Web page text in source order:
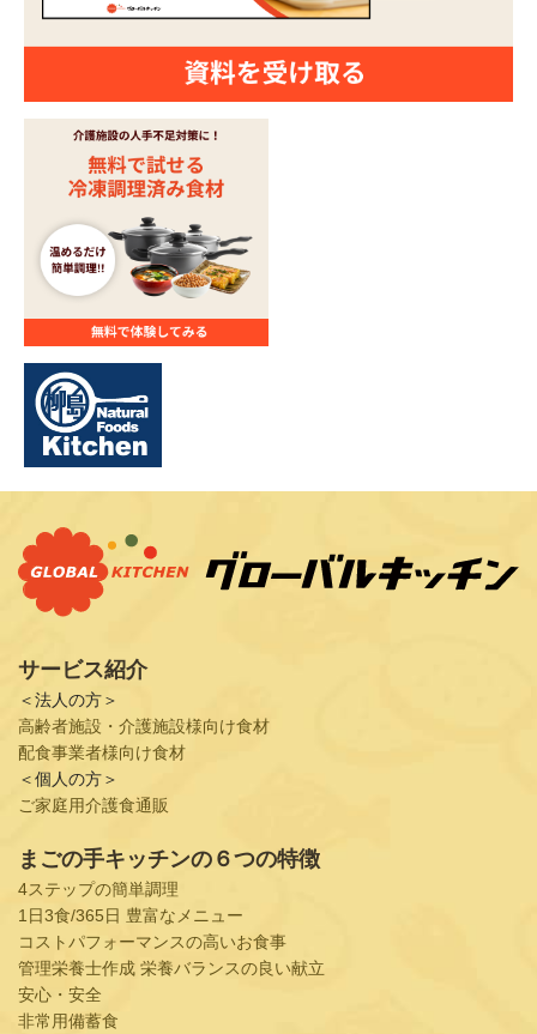
サービス紹介
＜法人の方＞
高齢者施設・介護施設様向け食材
配食事業者様向け食材
＜個人の方＞
ご家庭用介護食通販
まごの手キッチンの６つの特徴
4ステップの簡単調理
1日3食/365日 豊富なメニュー
コストパフォーマンスの高いお食事
管理栄養士作成 栄養バランスの良い献立
安心・安全
非常用備蓄食